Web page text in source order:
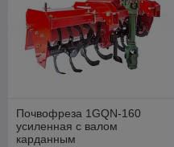
Почвофреза 1GQN-160
усиленная с валом
карданным